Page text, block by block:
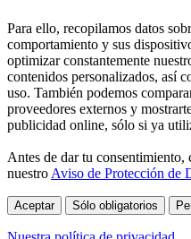
Para ello, recopilamos datos
comportamiento y sus
optimizar constantemente
contenidos personalizados, así
uso. También podemos
proveedores externos y
publicidad online, sólo si ya
Antes de dar tu
nuestro Aviso de Protección de
Aceptar Sólo obligatorios